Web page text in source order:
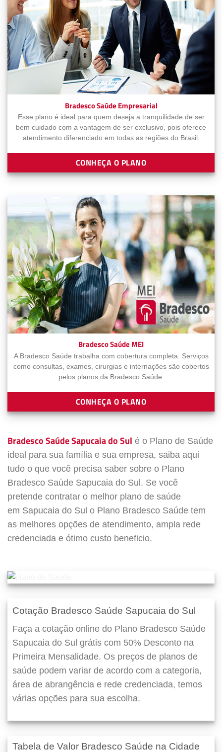
Bradesco Saúde Empresarial
Esse plano é ideal para quem deseja a tranquilidade de ser
bem cuidado com a vantagem de ser exclusivo, pois oferece
atendimento diferenciado em todas as regiões do Brasil.
CONHEÇA O PLANO
Bradesco Saúde MEI
A Bradesco Saúde trabalha com cobertura completa. Serviços
como consultas, exames, cirurgias e internações são cobertos
pelos planos da Bradesco Saúde.
CONHEÇA O PLANO
Bradesco Saúde Sapucaia do Sul é o Plano de Saúde
ideal para sua família e sua empresa, saiba aqui
tudo o que você precisa saber sobre o Plano
Bradesco Saúde Sapucaia do Sul. Se você
pretende contratar o melhor plano de saúde
em Sapucaia do Sul o Plano Bradesco Saúde tem
as melhores opções de atendimento, ampla rede
credenciada e ótimo custo beneficio.
Cotação Bradesco Saúde Sapucaia do Sul
Faça a cotação online do Plano Bradesco Saúde
Sapucaia do Sul grátis com 50% Desconto na
Primeira Mensalidade. Os preços de planos de
saúde podem variar de acordo com a categoria,
área de abrangência e rede credenciada, temos
várias opções para sua escolha.
Tabela de Valor Bradesco Saúde na Cidade